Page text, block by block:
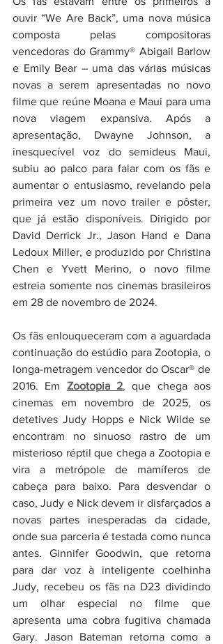
ouvir “We Are Back”, uma nova música
composta pelas compositoras
vencedoras do Grammy® Abigail Barlow
e Emily Bear – uma das várias músicas
novas a serem apresentadas no novo
filme que reúne Moana e Maui para uma
nova viagem expansiva. Após a
apresentação, Dwayne Johnson, a
inesquecível voz do semideus Maui,
subiu ao palco para falar com os fãs e
aumentar o entusiasmo, revelando pela
primeira vez um novo trailer e pôster,
que já estão disponíveis. Dirigido por
David Derrick Jr., Jason Hand e Dana
Ledoux Miller, e produzido por Christina
Chen e Yvett Merino, o novo filme
estreia somente nos cinemas brasileiros
em 28 de novembro de 2024.
Os fãs enlouqueceram com a aguardada
continuação do estúdio para Zootopia, o
longa-metragem vencedor do Oscar® de
2016. Em Zootopia 2, que chega aos
cinemas em novembro de 2025, os
detetives Judy Hopps e Nick Wilde se
encontram no sinuoso rastro de um
misterioso réptil que chega a Zootopia e
vira a metrópole de mamíferos de
cabeça para baixo. Para desvendar o
caso, Judy e Nick devem ir disfarçados a
novas partes inesperadas da cidade,
onde sua parceria é testada como nunca
antes. Ginnifer Goodwin, que retorna
para dar voz à inteligente coelhinha
Judy, recebeu os fãs na D23 dividindo
um olhar especial no filme que
apresenta uma cobra fugitiva chamada
Gary. Jason Bateman retorna como a